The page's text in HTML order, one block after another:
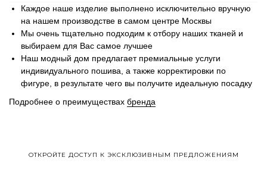
Каждое наше изделие выполнено исключительно вручную
на нашем производстве в самом центре Москвы
Мы очень тщательно подходим к отбору наших тканей и
выбираем для Вас самое лучшее
Наш модный дом предлагает премиальные услуги
индивидуального пошива, а также корректировки по
фигуре, в результате чего вы получите идеальную посадку
Подробнее о преимуществах бренда
ОТКРОЙТЕ ДОСТУП К ЭКСКЛЮЗИВНЫМ ПРЕДЛОЖЕНИЯМ